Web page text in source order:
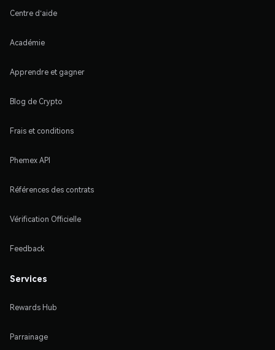
Centre d'aide
Académie
Apprendre et gagner
Blog de Crypto
Frais et conditions
Phemex API
Références des contrats
Vérification Officielle
Feedback
Services
Rewards Hub
Parrainage